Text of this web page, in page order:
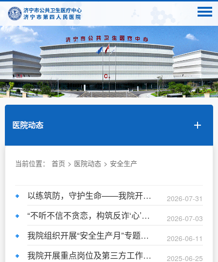
医院动态
当前位置： 首页 > 医院动态 > 安全生产
以练筑防，守护生命——我院开展防汛防台风应急演练 2026-07-31
“不听不信不贪恋，构筑反诈‘心’防线”——2026年“全民反诈在行动”集中宣传月来了！ 2026-07-03
我院组织开展“安全生产月”专题培训活动 2026-06-11
我院开展重点岗位及第三方工作人员安全生产培训 2025-06-25